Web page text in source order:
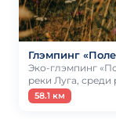
Глэмпинг
Эко-глэмпинг
реки Луга, среди
58.1 км